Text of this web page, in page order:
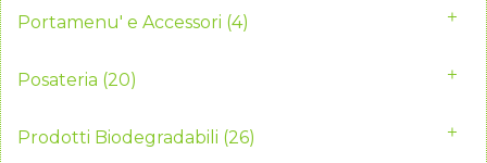
Portamenu' e Accessori (4)
Posateria (20)
Prodotti Biodegradabili (26)